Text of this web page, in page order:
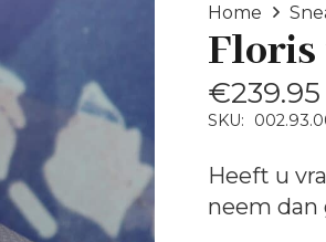
Home
Floris
€239.95
SKU:
Heeft u
neem dan